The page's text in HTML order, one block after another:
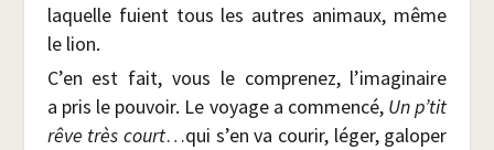
laquelle fuient tous les autres ani­maux, même
le lion.
C’en est fait, vous le com­pre­nez, l’imaginaire
a pris le pou­voir. Le voyage a com­men­cé, Un p’tit
rêve très court…qui s’en va cou­rir, léger, galo­per